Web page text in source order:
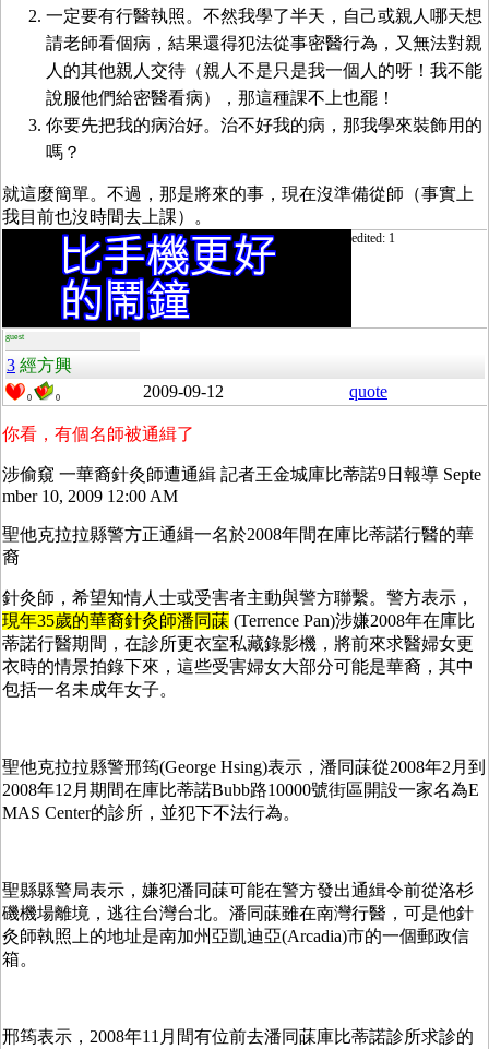
一定要有行醫執照。不然我學了半天，自己或親人哪天想
請老師看個病，結果還得犯法從事密醫行為，又無法對親
人的其他親人交待（親人不是只是我一個人的呀！我不能
說服他們給密醫看病），那這種課不上也罷！
你要先把我的病治好。治不好我的病，那我學來裝飾用的
嗎？
就這麼簡單。不過，那是將來的事，現在沒準備從師（事實上
我目前也沒時間去上課）。
edited: 1
guest
3 經方興
0 0 2009-09-12 quote
你看，有個名師被通緝了
涉偷窺 一華裔針灸師遭通緝 記者王金城庫比蒂諾9日報導 Septe
mber 10, 2009 12:00 AM
聖他克拉拉縣警方正通緝一名於2008年間在庫比蒂諾行醫的華
裔
針灸師，希望知情人士或受害者主動與警方聯繫。警方表示，
現年35歲的華裔針灸師潘同菋 (Terrence Pan)涉嫌2008年在庫比
蒂諾行醫期間，在診所更衣室私藏錄影機，將前來求醫婦女更
衣時的情景拍錄下來，這些受害婦女大部分可能是華裔，其中
包括一名未成年女子。
聖他克拉拉縣警邢筠(George Hsing)表示，潘同菋從2008年2月到
2008年12月期間在庫比蒂諾Bubb路10000號街區開設一家名為E
MAS Center的診所，並犯下不法行為。
聖縣縣警局表示，嫌犯潘同菋可能在警方發出通緝令前從洛杉
磯機場離境，逃往台灣台北。潘同菋雖在南灣行醫，可是他針
灸師執照上的地址是南加州亞凱迪亞(Arcadia)市的一個郵政信
箱。
邢筠表示， 2008年11月間有位前去潘同菋庫比蒂諾診所求診的